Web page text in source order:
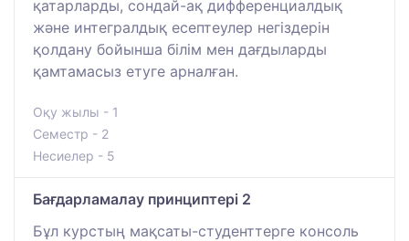
қатарларды, сондай-ақ дифференциалдық
және интегралдық есептеулер негіздерін
қолдану бойынша білім мен дағдыларды
қамтамасыз етуге арналған.
Оқу жылы - 1
Семестр - 2
Несиелер - 5
Бағдарламалау принциптері 2
Бұл курстың мақсаты-студенттерге консоль